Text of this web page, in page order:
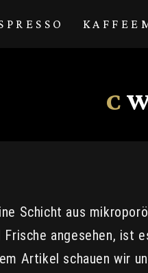
C
Schicht aus
angesehen, ist
Artikel schauen wir